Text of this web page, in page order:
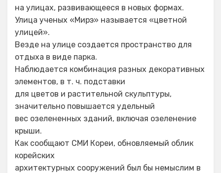
на улицах, развивающееся в новых формах.
Улица ученых «Мирэ» называется «цветной
улицей».
Везде на улице создается пространство для
отдыха в виде парка.
Наблюдается комбинация разных декоративных
элементов, в т. ч. подставки
для цветов и растительной скульптуры,
значительно повышается удельный
вес озелененных зданий, включая озеленение
крыши.
Как сообщают СМИ Кореи, обновляемый облик
корейских
архитектурных сооружений был бы немыслим в